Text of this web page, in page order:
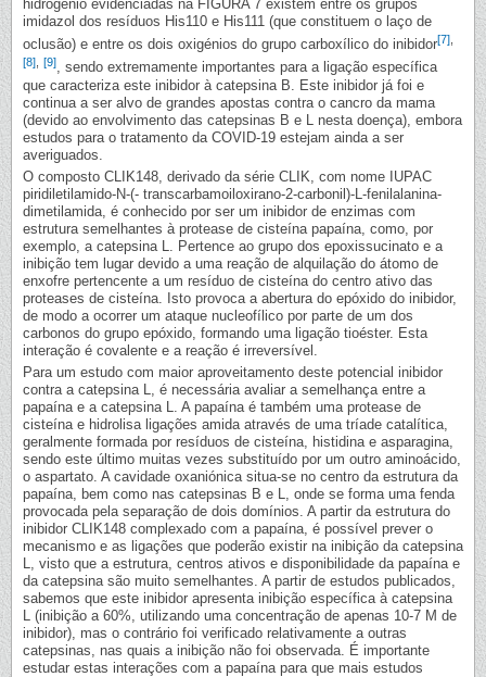
hidrogénio evidenciadas na FIGURA 7 existem entre os grupos
imidazol dos resíduos His110 e His111 (que constituem o laço de
oclusão) e entre os dois oxigénios do grupo carboxílico do inibidor[7]
[8]
[9], sendo extremamente importantes para a ligação específica
que caracteriza este inibidor à catepsina B. Este inibidor já foi e
continua a ser alvo de grandes apostas contra o cancro da mama
(devido ao envolvimento das catepsinas B e L nesta doença), embora
estudos para o tratamento da COVID-19 estejam ainda a ser
averiguados.
O composto CLIK148, derivado da série CLIK, com nome IUPAC
piridiletilamido-N-(- transcarbamoiloxirano-2-carbonil)-L-fenilalanina-
dimetilamida, é conhecido por ser um inibidor de enzimas com
estrutura semelhantes à protease de cisteína papaína, como, por
exemplo, a catepsina L. Pertence ao grupo dos epoxissucinato e a
inibição tem lugar devido a uma reação de alquilação do átomo de
enxofre pertencente a um resíduo de cisteína do centro ativo das
proteases de cisteína. Isto provoca a abertura do epóxido do inibidor,
de modo a ocorrer um ataque nucleofílico por parte de um dos
carbonos do grupo epóxido, formando uma ligação tioéster. Esta
interação é covalente e a reação é irreversível.
Para um estudo com maior aproveitamento deste potencial inibidor
contra a catepsina L, é necessária avaliar a semelhança entre a
papaína e a catepsina L. A papaína é também uma protease de
cisteína e hidrolisa ligações amida através de uma tríade catalítica,
geralmente formada por resíduos de cisteína, histidina e asparagina,
sendo este último muitas vezes substituído por um outro aminoácido,
o aspartato. A cavidade oxaniónica situa-se no centro da estrutura da
papaína, bem como nas catepsinas B e L, onde se forma uma fenda
provocada pela separação de dois domínios. A partir da estrutura do
inibidor CLIK148 complexado com a papaína, é possível prever o
mecanismo e as ligações que poderão existir na inibição da catepsina
L, visto que a estrutura, centros ativos e disponibilidade da papaína e
da catepsina são muito semelhantes. A partir de estudos publicados,
sabemos que este inibidor apresenta inibição específica à catepsina
L (inibição a 60%, utilizando uma concentração de apenas 10-7 M de
inibidor), mas o contrário foi verificado relativamente a outras
catepsinas, nas quais a inibição não foi observada. É importante
estudar estas interações com a papaína para que mais estudos